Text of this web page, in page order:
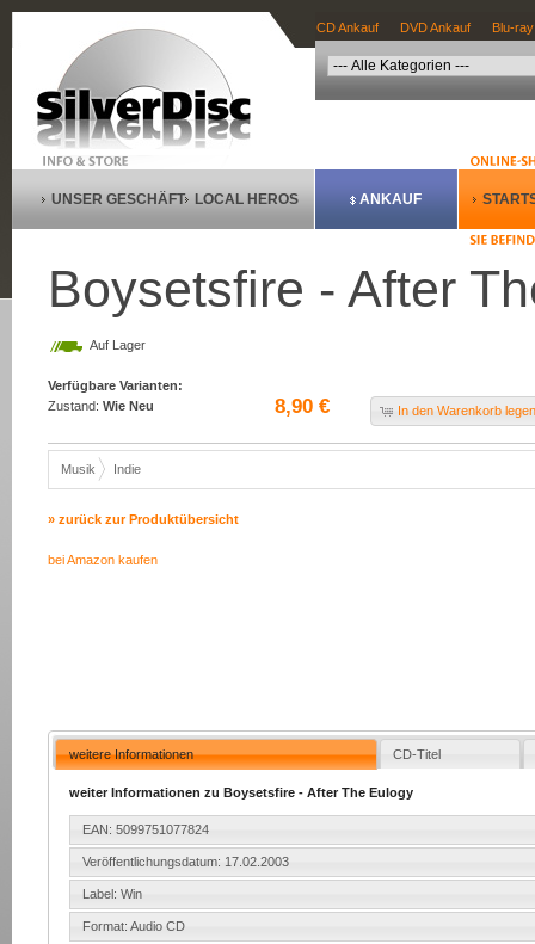
CD Ankauf DVD Ankauf Blu-
UNSER GESCHÄFT LOCAL HEROS ANKAUF
Boysetsfire - After
Auf Lager
Verfügbare Varianten:
Zustand: Wie Neu 8,90 € In den Warenkorb
Musik Indie
» zurück zur Produktübersicht
bei Amazon kaufen
weitere Informationen CD-Titel
weiter Informationen zu Boysetsfire - After The Eulogy
EAN: 5099751077824
Veröffentlichungsdatum: 17.02.2003
Label: Win
Format: Audio CD